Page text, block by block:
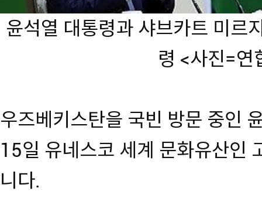
윤석열 대통령과 샤브카트 미르
령 <사진=연
우즈베키스탄을 국빈 방문 중인
15일 유네스코 세계 문화유산인
니다.